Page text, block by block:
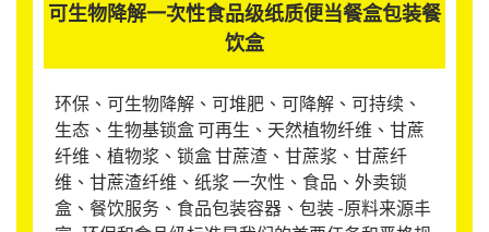
可生物降解一次性食品级纸质便当餐盒包装餐
饮盒
环保、可生物降解、可堆肥、可降解、可持续、
生态、生物基锁盒 可再生、天然植物纤维、甘蔗
纤维、植物浆、锁盒 甘蔗渣、甘蔗浆、甘蔗纤
维、甘蔗渣纤维、纸浆 一次性、食品、外卖锁
盒、餐饮服务、食品包装容器、包装 -原料来源丰